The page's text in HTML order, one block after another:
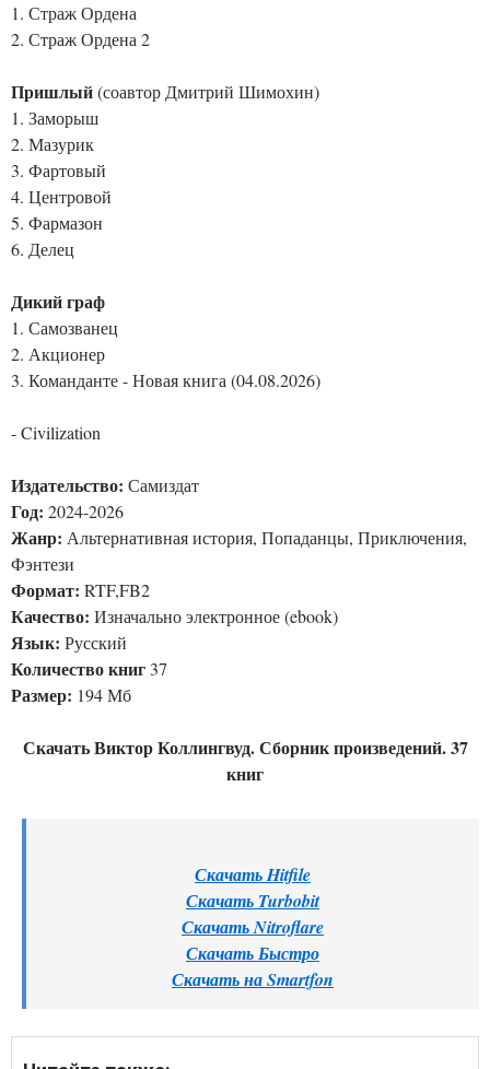
1. Страж Ордена
2. Страж Ордена 2
Пришлый(соавтор Дмитрий Шимохин)
1. Заморыш
2. Мазурик
3. Фартовый
4. Центровой
5. Фармазон
6. Делец
Дикий граф
1. Самозванец
2. Акционер
3. Команданте - Новая книга (04.08.2026)
- Civilization
Издательство: Самиздат
Год: 2024-2026
Жанр: Альтернативная история, Попаданцы, Приключения,
Фэнтези
Формат: RTF,FB2
Качество: Изначально электронное (ebook)
Язык: Русский
Количество книг 37
Размер: 194 Мб
Скачать Виктор Коллингвуд. Сборник произведений. 37
книг
Скачать Hitfile
Скачать Turbobit
Скачать Nitroflare
Скачать Быстро
Скачать на Smartfon